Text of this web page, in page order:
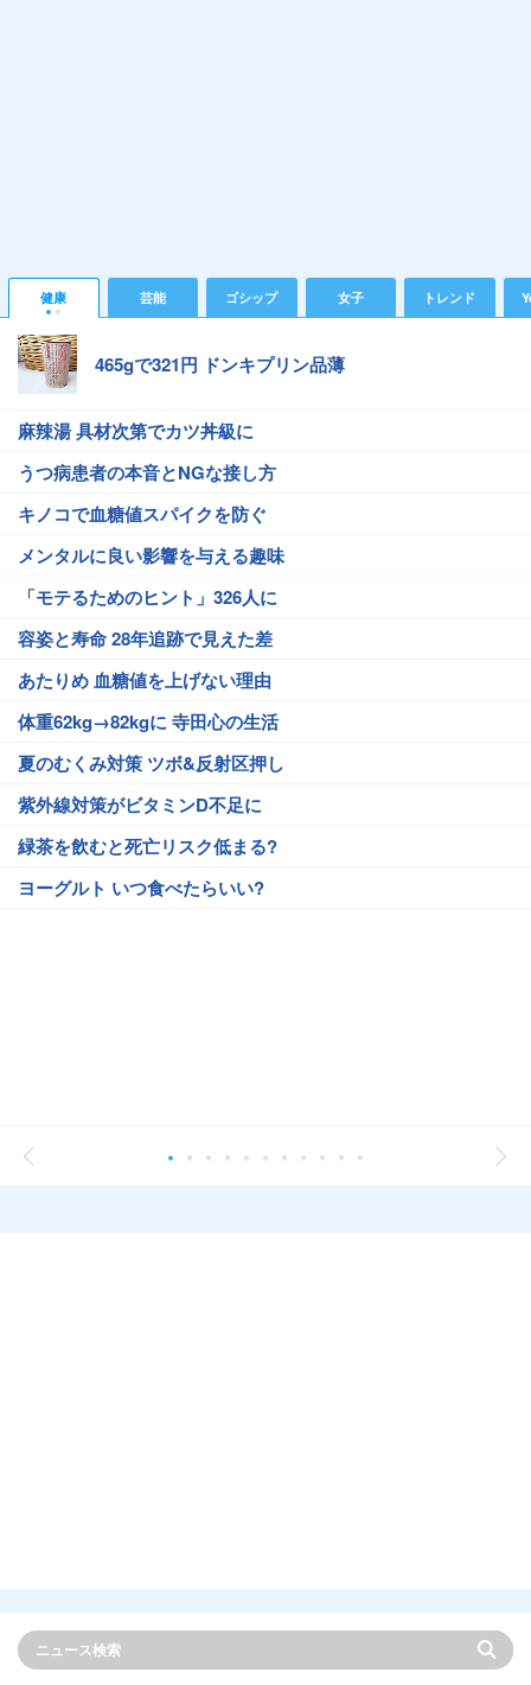
健康 芸能 ゴシップ 女子 トレンド
465gで321円 ドンキプリン品薄
麻辣湯 具材次第でカツ丼級に
うつ病患者の本音とNGな接し方
キノコで血糖値スパイクを防ぐ
メンタルに良い影響を与える趣味
「モテるためのヒント」326人に
容姿と寿命 28年追跡で見えた差
あたりめ 血糖値を上げない理由
体重62kg→82kgに 寺田心の生活
夏のむくみ対策 ツボ&反射区押し
紫外線対策がビタミンD不足に
緑茶を飲むと死亡リスク低まる?
ヨーグルト いつ食べたらいい?